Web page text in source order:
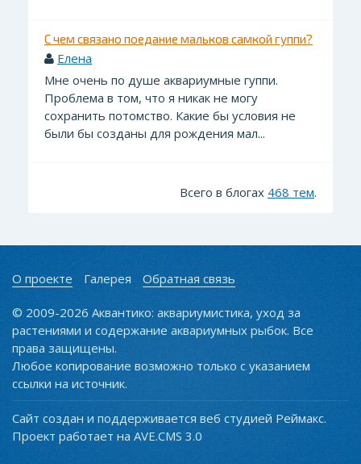
С чем связано поедание мальков самкой гуппи?
Елена
Мне очень по душе аквариумные гуппи.
Проблема в том, что я никак не могу
сохранить потомство. Какие бы условия не
были бы созданы для рождения мал...
Всего в блогах 468 тем.
О проекте Галерея Обратная связь
© 2009-2026 Аквантико: аквариумистика, уход за
растениями и содержание аквариумных рыбок. Все
права защищены.
Любое копирование возможно только с указанием
ссылки на источник.
Сайт создан и поддерживается веб студией Реймакс.
Проект работает на AVE.CMS 3.0